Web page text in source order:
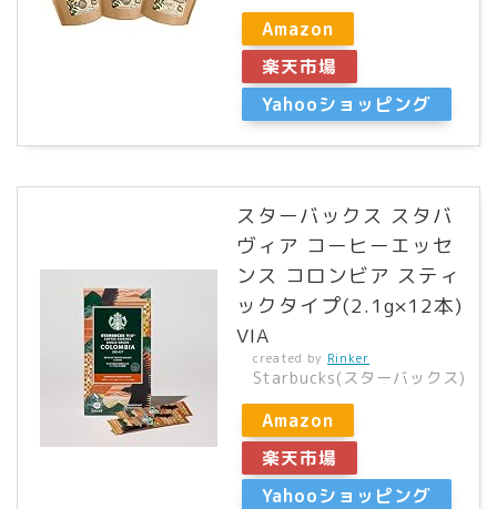
Amazon
楽天市場
Yahooショッピング
スターバックス スタバ
ヴィア コーヒーエッセ
ンス コロンビア スティ
ックタイプ(2.1g×12本)
VIA
created by Rinker
Starbucks(スターバックス)
Amazon
楽天市場
Yahooショッピング